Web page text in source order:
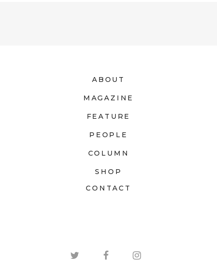
ABOUT
MAGAZINE
FEATURE
PEOPLE
COLUMN
SHOP
CONTACT